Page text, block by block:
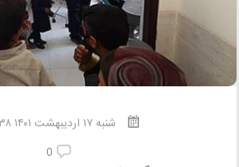
شنبه ۱۷ اردیبهشت ۱۴۰۱ ۱۵:۲۸:۳۸
0